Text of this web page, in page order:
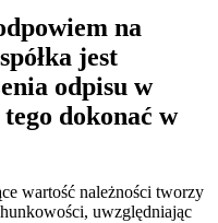
na
jest
odpisu w
dokonać w
wartość należności tworzy
uwzględniając